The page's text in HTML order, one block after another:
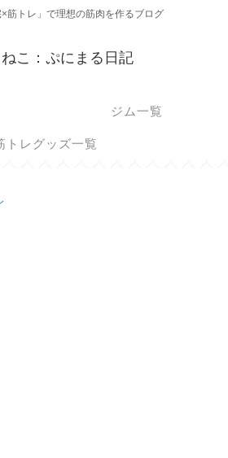
×筋トレ」で理想の筋肉を作るブログ
こ：ぷにまる日記
ジム一覧
トレグッズ一覧